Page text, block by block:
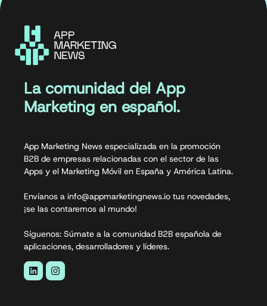
La comunidad del App
Marketing en español.
App Marketing News especializada en la promoción
B2B de empresas relacionadas con el sector de las
Apps y el Marketing Móvil en España y América Latina.
Envíanos a info@appmarketingnews.io tus novedades,
¡se las contaremos al mundo!
Síguenos: Súmate a la comunidad B2B española de
aplicaciones, desarrolladores y líderes.